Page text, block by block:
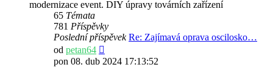
modernizace event. DIY úpravy továrních zařízení
65 Témata
781 Příspěvky
Poslední příspěvek Re: Zajímavá oprava oscilosko…
od petan64
poslední
pon 08. dub 2024 17:13:52